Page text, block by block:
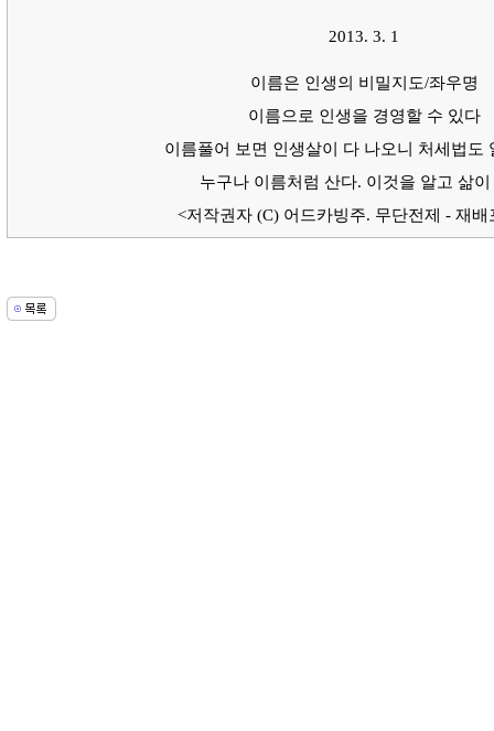
2013. 3. 1
이름은 인생의 비밀지도/좌우명
이름으로 인생을 경영할 수 있다
이름풀어 보면 인생살이 다 나오니 처세법도
누구나 이름처럼 산다. 이것을 알고 삶
<저작권자 (C) 어드카빙주. 무단전제 - 재배